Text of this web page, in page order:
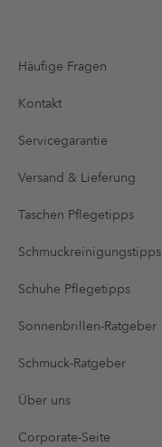
Häufige Fragen
Kontakt
Servicegarantie
Versand & Lieferung
Taschen Pflegetipps
Schmuckreinigungstipps
Schuhe Pflegetipps
Sonnenbrillen-Ratgeber
Schmuck-Ratgeber
Über uns
Corporate-Seite